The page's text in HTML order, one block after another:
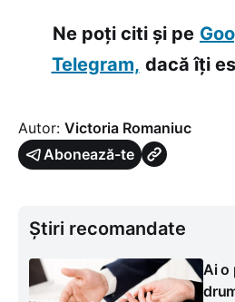
Ne poți citi și pe
Telegram, dacă îți
Autor: Victoria Romaniuc
Abonează-te
Știri recomandate
Ai o